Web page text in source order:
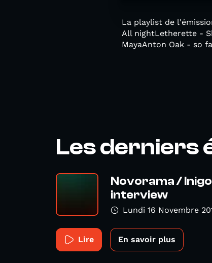
La playlist de
All nightLetherette -
MayaAnton Oak - so
Les derniers
Novorama /
interview
Lundi 16 Novembre
Lire En savoir plus